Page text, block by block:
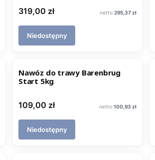
Cena
319,00 zł Cena
295,37 zł
Niedostępny
Nawóz do trawy Barenbrug
Start 5kg
Cena
109,00 zł Cena
100,93 zł
Niedostępny